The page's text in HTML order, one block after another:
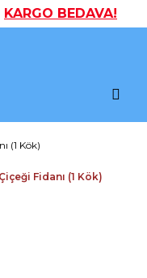
KARGO BEDAVA!